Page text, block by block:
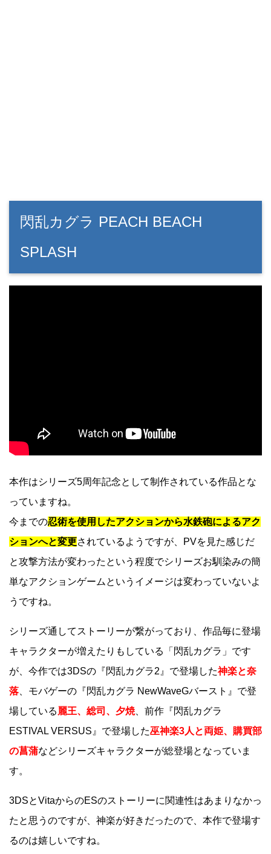
閃乱カグラ PEACH BEACH
SPLASH
本作はシリーズ5周年記念として制作されている作品とな
っていますね。
今までの忍術を使用したアクションから水鉄砲によるアク
ションへと変更されているようですが、PVを見た感じだ
と攻撃方法が変わったという程度でシリーズお馴染みの簡
単なアクションゲームというイメージは変わっていないよ
うですね。
シリーズ通してストーリーが繋がっており、作品毎に登場
キャラクターが増えたりもしている「閃乱カグラ」です
が、今作では3DSの『閃乱カグラ2』で登場した神楽と奈
落 、モバゲーの『閃乱カグラ NewWaveGバースト』で登
場している 麗王、総司、夕焼 、前作『閃乱カグラ
ESTIVAL VERSUS』で登場した巫神楽3人と両姫、購買部
の菖蒲などシリーズキャラクターが総登場となっていま
す。
3DSとVitaからのESのストーリーに関連性はあまりなかっ
たと思うのですが、神楽が好きだったので、本作で登場す
るのは嬉しいですね。